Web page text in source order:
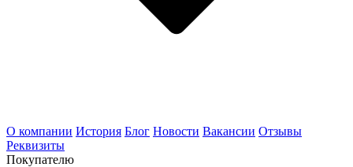
О компании История Блог Новости Вакансии Отзывы
Реквизиты
Покупателю